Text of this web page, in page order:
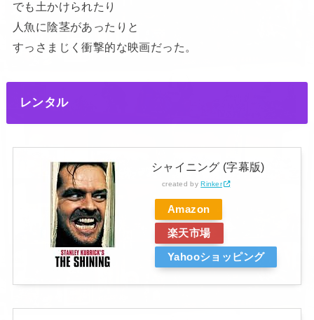
でも土かけられたり
人魚に陰茎があったりと
すっさまじく衝撃的な映画だった。
レンタル
シャイニング (字幕版)
created byRinker
Amazon
楽天市場
Yahooショッピング